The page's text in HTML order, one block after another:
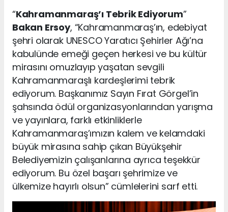
“Kahramanmaraş’ı Tebrik Ediyorum”
Bakan Ersoy, “Kahramanmaraş’ın, edebiyat
şehri olarak UNESCO Yaratıcı Şehirler Ağı’na
kabulünde emeği geçen herkesi ve bu kültür
mirasını omuzlayıp yaşatan sevgili
Kahramanmaraşlı kardeşlerimi tebrik
ediyorum. Başkanımız Sayın Fırat Görgel’in
şahsında ödül organizasyonlarından yarışma
ve yayınlara, farklı etkinliklerle
Kahramanmaraş’ımızın kalem ve kelamdaki
büyük mirasına sahip çıkan Büyükşehir
Belediyemizin çalışanlarına ayrıca teşekkür
ediyorum. Bu özel başarı şehrimize ve
ülkemize hayırlı olsun” cümlelerini sarf etti.